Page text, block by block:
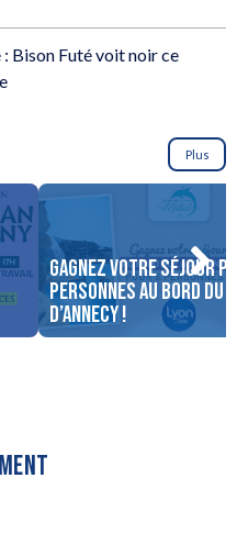
Bison Futé voit noir ce
Plus
Gagnez votre séjour
personnes au bord du
d’Annecy !